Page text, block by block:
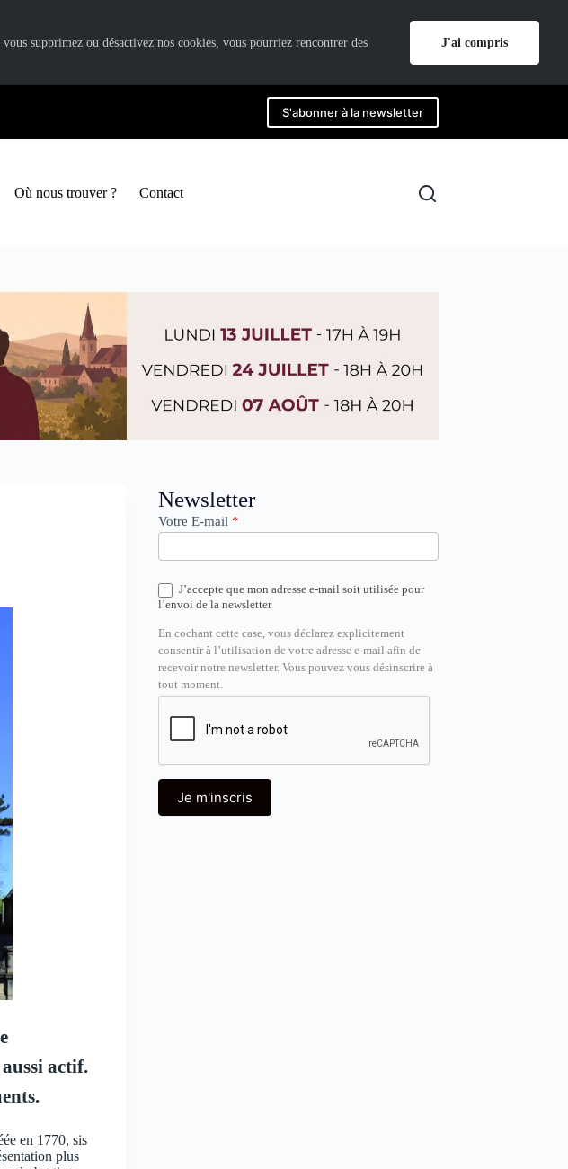
S'abonner à la newsletter
Où nous trouver ? Contact
actif.
en 1770, sis
plus
Newsletter
Newsletter
Votre E-mail *
J’accepte que mon adresse e-mail soit utilisée pour
l’envoi de la newsletter
En cochant cette case, vous déclarez explicitement
consentir à l’utilisation de votre adresse e-mail afin de
recevoir notre newsletter. Vous pouvez vous désinscrire à
tout moment.
Je m'inscris
supprimez ou désactivez nos cookies, vous pourriez rencontrer des
J'ai compris